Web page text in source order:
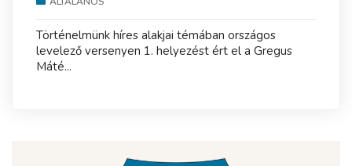
Történelmünk híres alakjai témában országos
levelező versenyen 1. helyezést ért el a Gregus
Máté...